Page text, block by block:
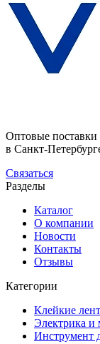
Оптовые поставки
в Санкт-
Связаться
Разделы
Каталог
О компании
Новости
Контакты
Отзывы
Категории
Клейкие
Электрика и
Инструмент